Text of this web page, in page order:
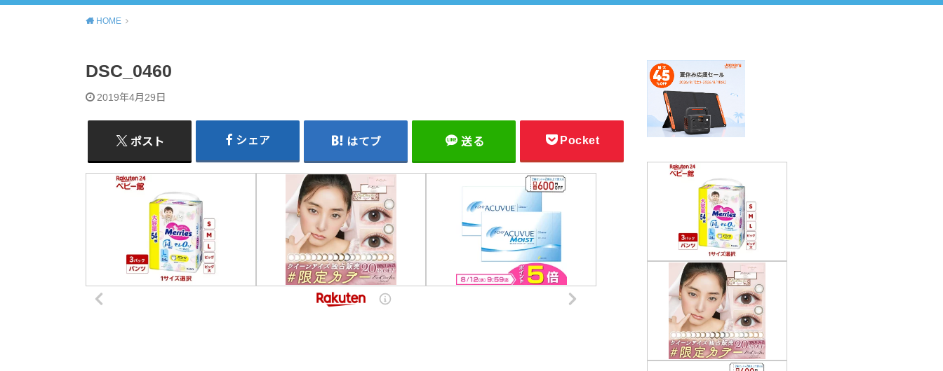
HOME
DSC_0460
2019年4月29日
ポスト シェア はてブ 送る Pocket